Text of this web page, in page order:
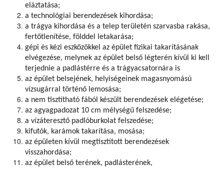
eláztatása;
a technológiai berendezések kihordása;
a trágya kihordása és a telep területén szarvasba rakása,
fertőtlenítése, földdel letakarása;
gépi és kézi eszközökkel az épület fizikai takarításának
elvégezése, melynek az épület belső légterén kívül ki kell
terjednie a padlástérre és a trágyacsatornára is
az épület belsejének, helyiségeinek magasnyomású
vízsugárral történő lemosása;
a nem tisztítható fából készült berendezések elégetése;
az agyagpadozat 10 cm mélységű felszedése;
a vízáteresztő padlóburkolat felszedése;
kifutók, karámok takarítása, mosása;
az épületen kívül megtisztított berendezések
visszahordása;
az épület belső terének, padlásterének,